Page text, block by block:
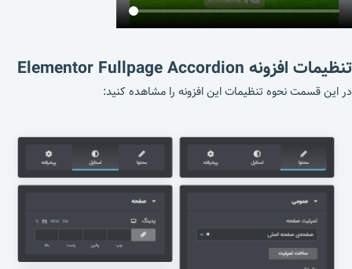
تنظیمات افزونه Elementor Fullpage Accordion
در این قسمت نحوه تنظیمات این افزونه را مشاهده کنید: